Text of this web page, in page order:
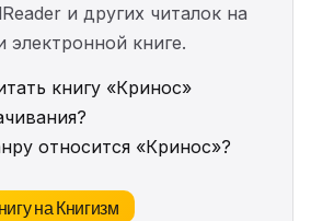
и других читалок на
электронной книге.
книгу «Кринос»
относится «Кринос»?
на Книгизм